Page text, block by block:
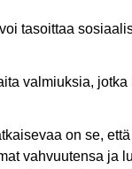
tasoittaa
valmiuksia, jotka
on se,
vahvuutensa ja